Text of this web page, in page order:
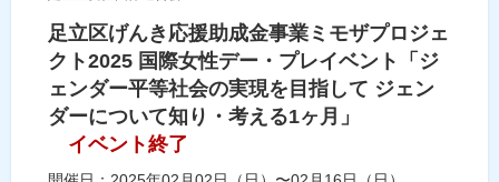
足立区げんき応援助成金事業ミモザプロジェ
クト2025 国際女性デー・プレイベント「ジ
ェンダー平等社会の実現を目指して ジェン
ダーについて知り・考える1ヶ月」
イベント終了